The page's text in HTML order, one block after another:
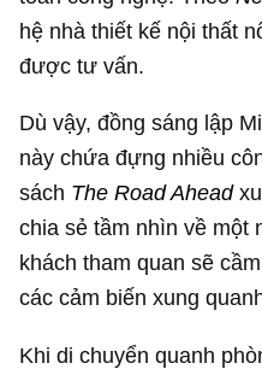
hệ nhà thiết kế nội thất
được tư vấn.
Dù vậy, đồng sáng lập
này chứa đựng nhiều
sách The Road Ahead
chia sẻ tầm nhìn về một
khách tham quan sẽ
các cảm biến xung
Khi di chuyển quanh